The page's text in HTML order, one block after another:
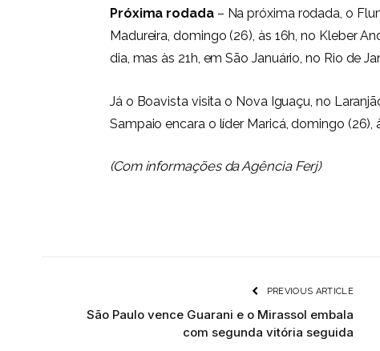
Próxima rodada– Na próxima rodada, o
Madureira, domingo (26), às 16h, no Kleber
dia, mas às 21h, em São Januário, no Rio de
Já o Boavista visita o Nova Iguaçu, no
Sampaio encara o líder Maricá, domingo (26),
(Com informações da Agência Ferj)
PREVIOUS ARTICLE
São Paulo vence Guarani e o Mirassol embala
com segunda vitória seguida